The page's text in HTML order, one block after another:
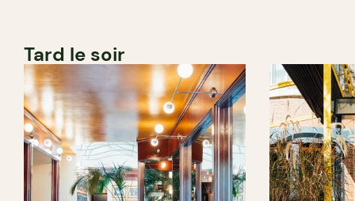
Tard le soir